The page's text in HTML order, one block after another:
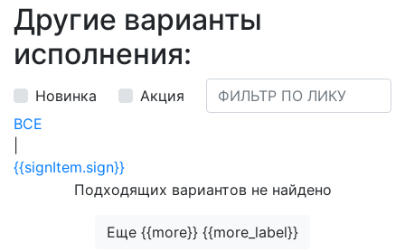
Другие варианты
исполнения:
Новинка
Акция
ВСЕ
{{signItem.sign}}
Подходящих вариантов не найдено
Еще {{more}} {{more_label}}